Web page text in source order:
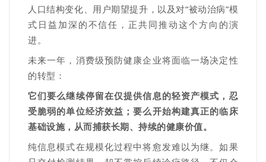
人口结构变化、用户期望提升，以及对“被动治病”模
式日益加深的不信任，正共同推动这个方向的演
进。
未来一年，消费级预防健康企业将面临一场决定性
的转型：
它们要么继续停留在仅提供信息的轻资产模式，忍
受脆弱的单位经济效益；要么开始构建真正的临床
基础设施，从而捕获长期、持续的健康价值。
纯信息模式在规模化过程中将愈发难以为继。如果